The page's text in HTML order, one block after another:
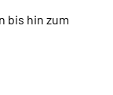
bis hin zum